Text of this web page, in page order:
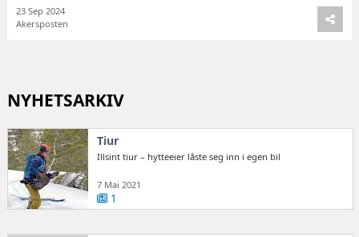
23 Sep 2024
Akersposten
NYHETSARKIV
Tiur
Illsint tiur – hytteeier låste seg inn i egen bil
7 Mai 2021
1